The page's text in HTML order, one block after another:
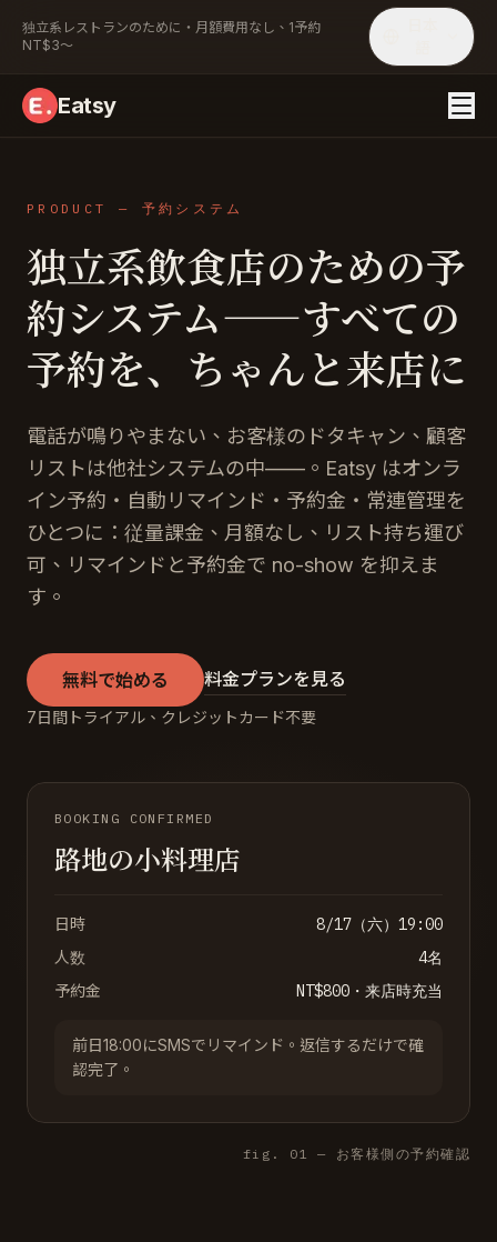
独立系レストランのために・月額費用なし、1予約
NT$3〜
Eatsy
PRODUCT — 予約システム
独立系飲食店のための予
約システム——すべての
予約を、ちゃんと来店に
電話が鳴りやまない、お客様のドタキャン、顧客
リストは他社システムの中——。Eatsy はオンラ
イン予約・自動リマインド・予約金・常連管理を
ひとつに：従量課金、月額なし、リスト持ち運び
可、リマインドと予約金で no-show を抑えま
す。
無料で始める 料金プランを見る
7日間トライアル、クレジットカード不要
BOOKING CONFIRMED
路地の小料理店
日時 8/17（六）19:00
人数 4名
予約金 NT$800 ・来店時充当
前日18:00にSMSでリマインド。返信するだけで確
認完了。
fig. 01 — お客様側の予約確認